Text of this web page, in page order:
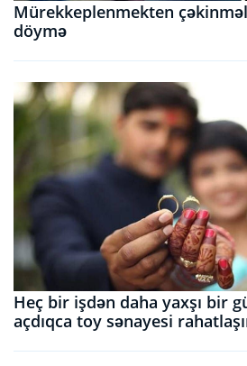
Mürekkeplenmekten
döymə
Heç bir işdən daha yaxşı bir
açdıqca toy sənayesi